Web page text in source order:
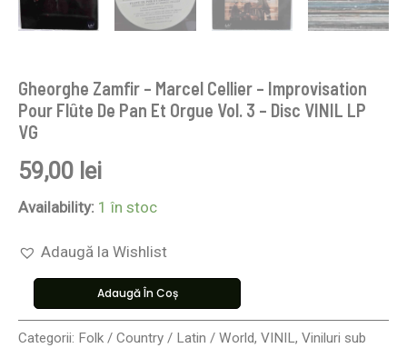
Gheorghe Zamfir – Marcel Cellier – Improvisation
Pour Flûte De Pan Et Orgue Vol. 3 – Disc VINIL LP
VG
59,00 lei
Availability: 1 în stoc
Adaugă la Wishlist
Adaugă În Coș
Categorii: Folk / Country / Latin / World, VINIL, Viniluri sub